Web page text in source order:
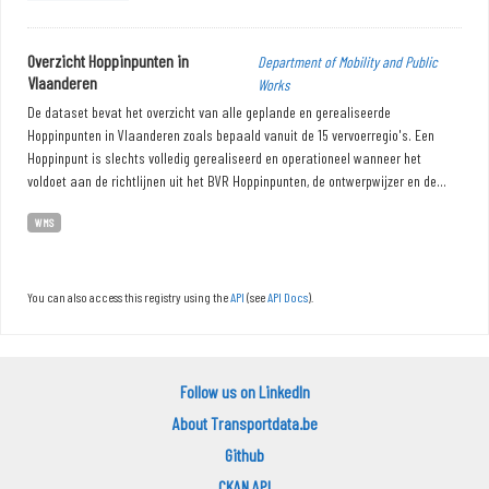
Overzicht Hoppinpunten in
Vlaanderen
Department of Mobility and Public
Works
De dataset bevat het overzicht van alle geplande en gerealiseerde
Hoppinpunten in Vlaanderen zoals bepaald vanuit de 15 vervoerregio's. Een
Hoppinpunt is slechts volledig gerealiseerd en operationeel wanneer het
voldoet aan de richtlijnen uit het BVR Hoppinpunten, de ontwerpwijzer en de...
WMS
You can also access this registry using theAPI (seeAPI Docs).
Follow us on LinkedIn
About Transportdata.be
Github